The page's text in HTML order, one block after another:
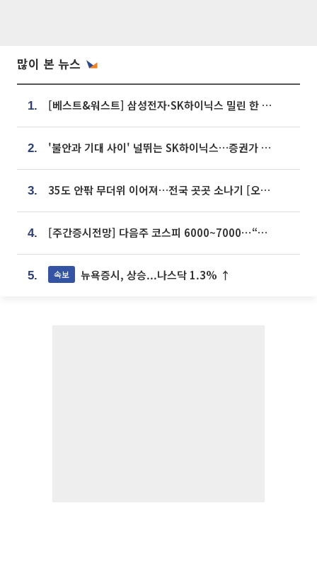
많이 본 뉴스
1. [베스트&워스트] 삼성전자·SK하이닉스 밀린 한 주…상상인증권은 85% 급등
2. '불안과 기대 사이' 널뛰는 SK하이닉스…증권가 "HBM4·LTA 기반 펀터멘털 견고"
3. 35도 안팎 무더위 이어져…전국 곳곳 소나기 [오늘 날씨]
4. [주간증시전망] 다음주 코스피 6000~7000⋯“外人 수급은 정책이 변수”
5. 속보 뉴욕증시, 상승...나스닥 1.3% ↑